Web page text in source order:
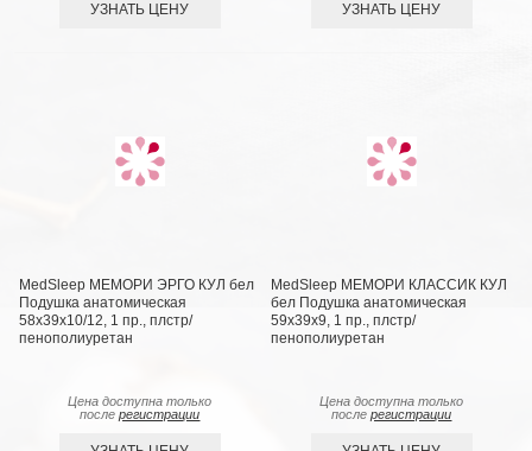
УЗНАТЬ ЦЕНУ УЗНАТЬ ЦЕНУ
MedSleep МЕМОРИ ЭРГО КУЛ бел
Подушка анатомическая
58x39x10/12, 1 пр., плстр/
пенополиуретан
Цена доступна только
послерегистрации
MedSleep МЕМОРИ КЛАССИК КУЛ
бел Подушка анатомическая
59x39x9, 1 пр., плстр/
пенополиуретан
Цена доступна только
послерегистрации